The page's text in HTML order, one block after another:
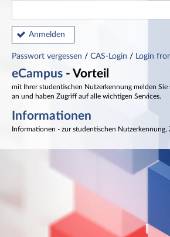
Anmelden
Passwort vergessen / CAS-Login / Login
eCampus - Vorteil
mit Ihrer studentischen Nutzerkennung melden Sie
an und haben Zugriff auf alle wichtigen Services.
Informationen
Informationen - zur studentischen Nutzerkennung,